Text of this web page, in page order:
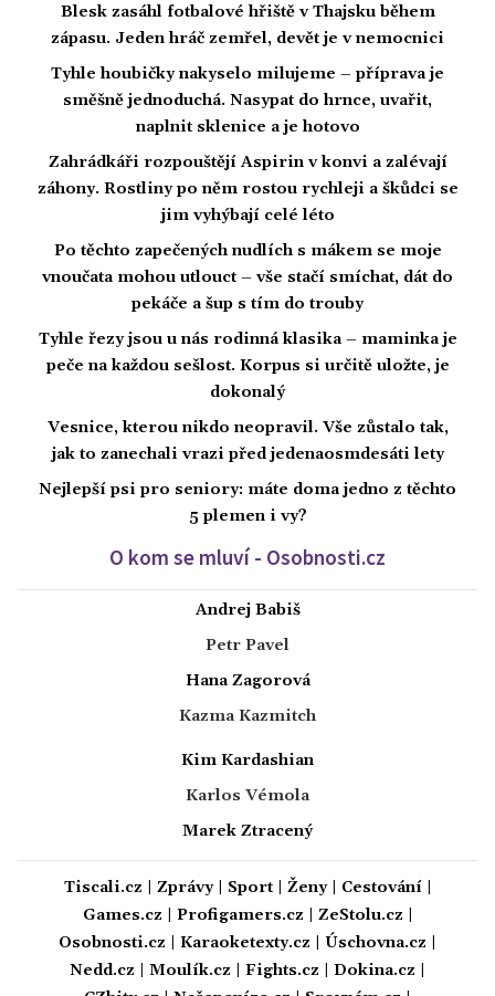
Blesk zasáhl fotbalové hřiště v Thajsku během
zápasu. Jeden hráč zemřel, devět je v nemocnici
Tyhle houbičky nakyselo milujeme – příprava je
směšně jednoduchá. Nasypat do hrnce, uvařit,
naplnit sklenice a je hotovo
Zahrádkáři rozpouštějí Aspirin v konvi a zalévají
záhony. Rostliny po něm rostou rychleji a škůdci se
jim vyhýbají celé léto
Po těchto zapečených nudlích s mákem se moje
vnoučata mohou utlouct – vše stačí smíchat, dát do
pekáče a šup s tím do trouby
Tyhle řezy jsou u nás rodinná klasika – maminka je
peče na každou sešlost. Korpus si určitě uložte, je
dokonalý
Vesnice, kterou nikdo neopravil. Vše zůstalo tak,
jak to zanechali vrazi před jedenaosmdesáti lety
Nejlepší psi pro seniory: máte doma jedno z těchto
5 plemen i vy?
O kom se mluví - Osobnosti.cz
Andrej Babiš
Petr Pavel
Hana Zagorová
Kazma Kazmitch
Kim Kardashian
Karlos Vémola
Marek Ztracený
Tiscali.cz Zprávy| Sport| Ženy| Cestování|
Games.cz
Profigamers.cz ZeStolu.cz
Osobnosti.cz
Karaoketexty.cz Úschovna.cz
Nedd.cz
Moulík.cz Fights.cz Dokina.cz